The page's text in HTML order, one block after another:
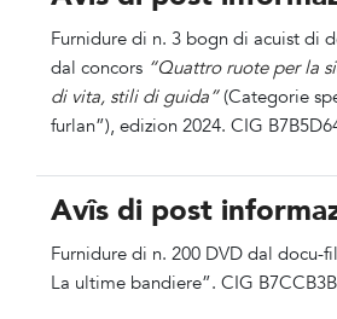
Furnidure di n. 3 bogn di acuist di
dal concors “Quattro ruote per la
di vita, stili di guida”(Categorie
furlan”), edizion 2024. CIG
Avîs di post
Furnidure di n. 200 DVD dal docu-
La ultime bandiere”. CIG